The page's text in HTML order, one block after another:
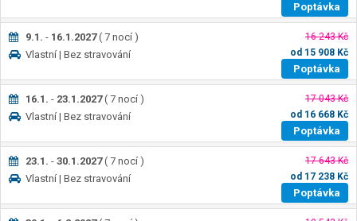
Poptávka
9.1. - 16.1.2027( 7 nocí )
Vlastní | Bez stravování
16 243 Kč
od 15 908 Kč
Poptávka
16.1. - 23.1.2027( 7 nocí )
Vlastní | Bez stravování
17 043 Kč
od 16 668 Kč
Poptávka
23.1. - 30.1.2027( 7 nocí )
Vlastní | Bez stravování
17 643 Kč
od 17 238 Kč
Poptávka